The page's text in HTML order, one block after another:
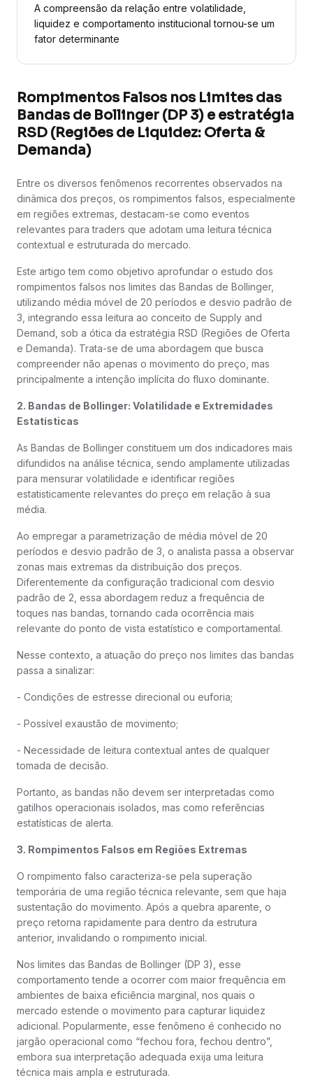
A compreensão da relação entre volatilidade,
liquidez e comportamento institucional tornou-se um
fator determinante
Rompimentos Falsos nos Limites das
Bandas de Bollinger (DP 3) e estratégia
RSD (Regiões de Liquidez: Oferta &
Demanda)
Entre os diversos fenômenos recorrentes observados na
dinâmica dos preços, os rompimentos falsos, especialmente
em regiões extremas, destacam-se como eventos
relevantes para traders que adotam uma leitura técnica
contextual e estruturada do mercado.
Este artigo tem como objetivo aprofundar o estudo dos
rompimentos falsos nos limites das Bandas de Bollinger,
utilizando média móvel de 20 períodos e desvio padrão de
3, integrando essa leitura ao conceito de Supply and
Demand, sob a ótica da estratégia RSD (Regiões de Oferta
e Demanda). Trata-se de uma abordagem que busca
compreender não apenas o movimento do preço, mas
principalmente a intenção implícita do fluxo dominante.
2. Bandas de Bollinger: Volatilidade e Extremidades
Estatísticas
As Bandas de Bollinger constituem um dos indicadores mais
difundidos na análise técnica, sendo amplamente utilizadas
para mensurar volatilidade e identificar regiões
estatisticamente relevantes do preço em relação à sua
média.
Ao empregar a parametrização de média móvel de 20
períodos e desvio padrão de 3, o analista passa a observar
zonas mais extremas da distribuição dos preços.
Diferentemente da configuração tradicional com desvio
padrão de 2, essa abordagem reduz a frequência de
toques nas bandas, tornando cada ocorrência mais
relevante do ponto de vista estatístico e comportamental.
Nesse contexto, a atuação do preço nos limites das bandas
passa a sinalizar:
- Condições de estresse direcional ou euforia;
- Possível exaustão de movimento;
- Necessidade de leitura contextual antes de qualquer
tomada de decisão.
Portanto, as bandas não devem ser interpretadas como
gatilhos operacionais isolados, mas como referências
estatísticas de alerta.
3. Rompimentos Falsos em Regiões Extremas
O rompimento falso caracteriza-se pela superação
temporária de uma região técnica relevante, sem que haja
sustentação do movimento. Após a quebra aparente, o
preço retorna rapidamente para dentro da estrutura
anterior, invalidando o rompimento inicial.
Nos limites das Bandas de Bollinger (DP 3), esse
comportamento tende a ocorrer com maior frequência em
ambientes de baixa eficiência marginal, nos quais o
mercado estende o movimento para capturar liquidez
adicional. Popularmente, esse fenômeno é conhecido no
jargão operacional como “fechou fora, fechou dentro”,
embora sua interpretação adequada exija uma leitura
técnica mais ampla e estruturada.